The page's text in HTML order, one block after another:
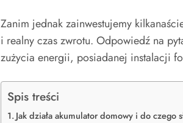
Zanim jednak zainwestujemy
i realny czas zwrotu. Odpowiedź na
zużycia energii, posiadanej instalacji
Spis treści
Jak działa akumulator domowy i do czego